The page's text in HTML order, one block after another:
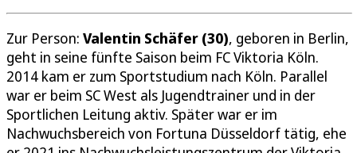
Zur Person: Valentin Schäfer (30), geboren in Berlin,
geht in seine fünfte Saison beim FC Viktoria Köln.
2014 kam er zum Sportstudium nach Köln. Parallel
war er beim SC West als Jugendtrainer und in der
Sportlichen Leitung aktiv. Später war er im
Nachwuchsbereich von Fortuna Düsseldorf tätig, ehe